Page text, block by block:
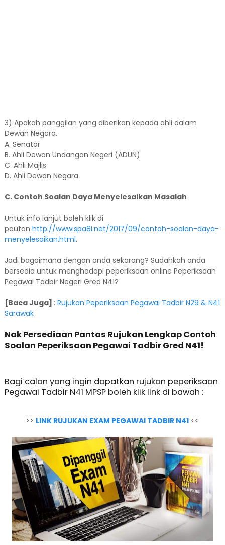
3) Apakah panggilan yang diberikan kepada ahli dalam
Dewan Negara.
A. Senator
B. Ahli Dewan Undangan Negeri (ADUN)
C. Ahli Majlis
D. Ahli Dewan Negara
C. Contoh Soalan Daya Menyelesaikan Masalah
Untuk info lanjut boleh klik di
pautan http://www.spa8i.net/2017/09/contoh-soalan-daya-
menyelesaikan.html.
Jadi bagaimana dengan anda sekarang? Sudahkah anda
bersedia untuk menghadapi peperiksaan online Peperiksaan
Pegawai Tadbir Negeri Gred N41?
[Baca Juga] : Rujukan Peperiksaan Pegawai Tadbir N29 & N41
Sarawak
Nak Persediaan Pantas Rujukan Lengkap Contoh
Soalan Peperiksaan Pegawai Tadbir Gred N41!
Bagi calon yang ingin dapatkan rujukan peperiksaan
Pegawai Tadbir N41 MPSP boleh klik link di bawah :
>> LINK RUJUKAN EXAM PEGAWAI TADBIR N41 <<